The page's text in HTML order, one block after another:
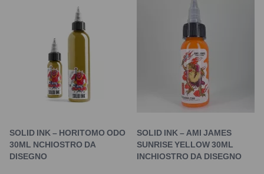
SOLID INK – HORITOMO ODO
30ML NCHIOSTRO DA
DISEGNO
SOLID INK – AMI JAMES
SUNRISE YELLOW 30ML
INCHIOSTRO DA DISEGNO